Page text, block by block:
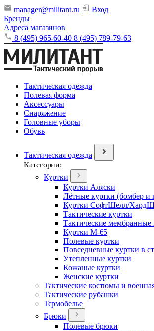
manager@militant.ru
Вход
Бренды
Адреса магазинов
8 (495) 965-60-40 8 (495) 789-79-63
Тактическая одежда
Полевая форма
Аксессуары
Снаряжение
Головные уборы
Обувь
Тактическая одежда
Категории:
Куртки
Куртки Аляски
Лётные куртки (бомбер и
Куртки СофтШелл/
Тактические куртки
Тактические мембранные
Куртки М-65
Полевые куртки
Повседневные куртки в
Утепленные куртки
Кожаные куртки
Женские куртки
Тактические костюмы и
Тактические рубашки
Термобелье
Брюки
Полевые брюки